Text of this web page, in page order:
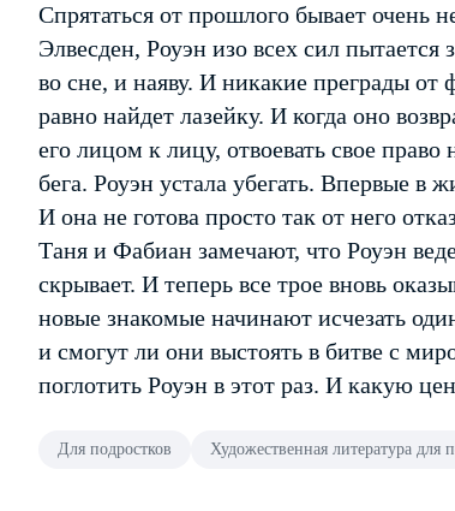
Спрятаться от прошлого бывает очень
Элвесден, Роуэн изо всех сил
во сне, и наяву. И никакие преграды
равно найдет лазейку. И когда оно
его лицом к лицу, отвоевать свое
бега. Роуэн устала убегать. Впервые
И она не готова просто так от него
Таня и Фабиан замечают, что Роуэн
скрывает. И теперь все трое вновь
новые знакомые начинают исчезать
и смогут ли они выстоять в битве с
поглотить Роуэн в этот раз. И какую
Для подростков Художественная литература для